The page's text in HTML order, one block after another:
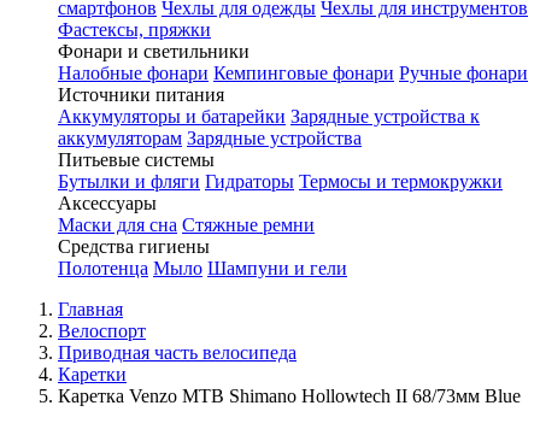
смартфонов Чехлы для одежды Чехлы для инструментов
Фастексы, пряжки
Фонари и светильники
Налобные фонари Кемпинговые фонари Ручные фонари
Источники питания
Аккумуляторы и батарейки Зарядные устройства к
аккумуляторам Зарядные устройства
Питьевые системы
Бутылки и фляги Гидраторы Термосы и термокружки
Аксессуары
Маски для сна Стяжные ремни
Средства гигиены
Полотенца Мыло Шампуни и гели
Главная
Велоспорт
Приводная часть велосипеда
Каретки
Каретка Venzo MTB Shimano Hollowtech II 68/73мм Blue